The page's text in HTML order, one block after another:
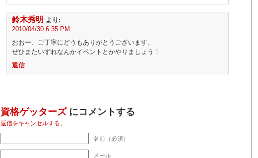
鈴木秀明 より:
2010/04/30 6:35 PM
おおー、ご丁寧にどうもありがとうございます。
ぜひまたいずれなんかイベントとかやりましょう！
返信
資格ゲッターズにコメントする
返信をキャンセルする。
名前（必須）
メール